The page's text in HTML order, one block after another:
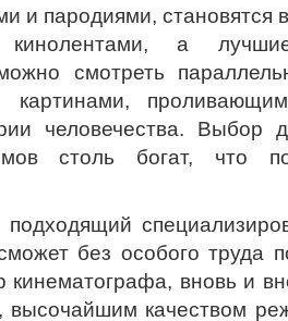
и пародиями, становятся
кинолентами, а
смотреть
картинами,
человечества. Выбор
столь богат, что
без особого труда
кинематографа, вновь и
высочайшим качеством